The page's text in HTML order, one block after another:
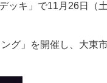
ッキ」で11月26日（土
グ」を開催し、大東